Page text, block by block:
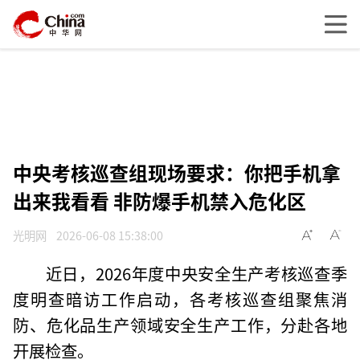
中央考核巡查组现场要求：你把手机拿
出来我看看 非防爆手机禁入危化区
光明网 2026-06-08 15:38:00
近日，2026年度中央安全生产考核巡查季
度明查暗访工作启动，各考核巡查组聚焦消
防、危化品生产领域安全生产工作，分赴各地
开展检查。